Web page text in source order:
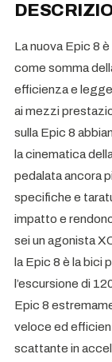
La nuova Epic 8
come somma
efficienza e
ai mezzi
sulla Epic 8
la cinematica
pedalata ancora
specifiche e
impatto e
sei un agonista
la Epic 8 è la bici
l’escursione di
Epic 8
veloce ed
scattante in